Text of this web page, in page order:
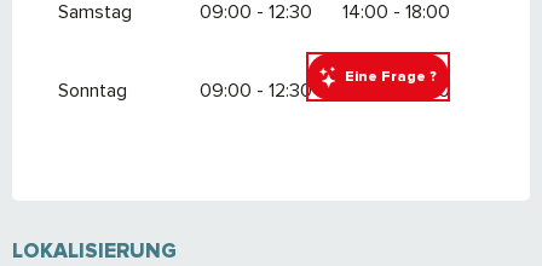
Eine Frage ?
Samstag 09:00 - 12:30 14:00 - 18:00
Sonntag 09:00 - 12:30 14:00 - 18:00
LOKALISIERUNG